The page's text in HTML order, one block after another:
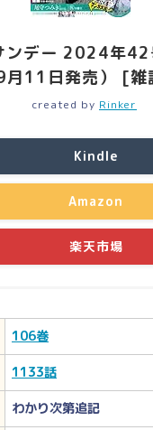
ンデー 2024年
月11日発売） [雑
created by Rinker
Kindle
Amazon
楽天市場
106巻
1133話
わかり次第追記